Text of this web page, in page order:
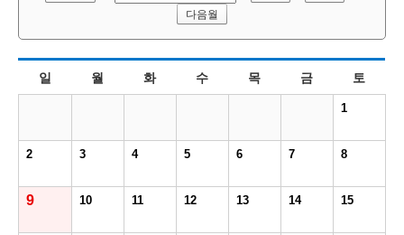
정
보
정
보
훈
련
도
우
안
내
다음월
일 월 화 수 목 금 토
1
2 3 4 5 6 7 8
9 10 11 12 13 14 15
취
업